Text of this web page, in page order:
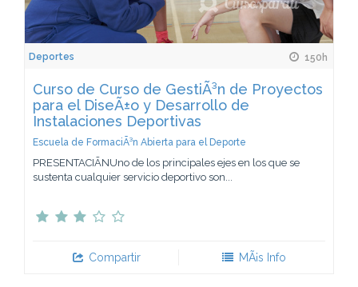
Deportes 150h
Curso de Curso de GestiÃ³n de Proyectos
para el DiseÃ±o y Desarrollo de
Instalaciones Deportivas
Escuela de FormaciÃ³n Abierta para el Deporte
PRESENTACIÃNUno de los principales ejes en los que se
sustenta cualquier servicio deportivo son...
Compartir MÃ¡s Info